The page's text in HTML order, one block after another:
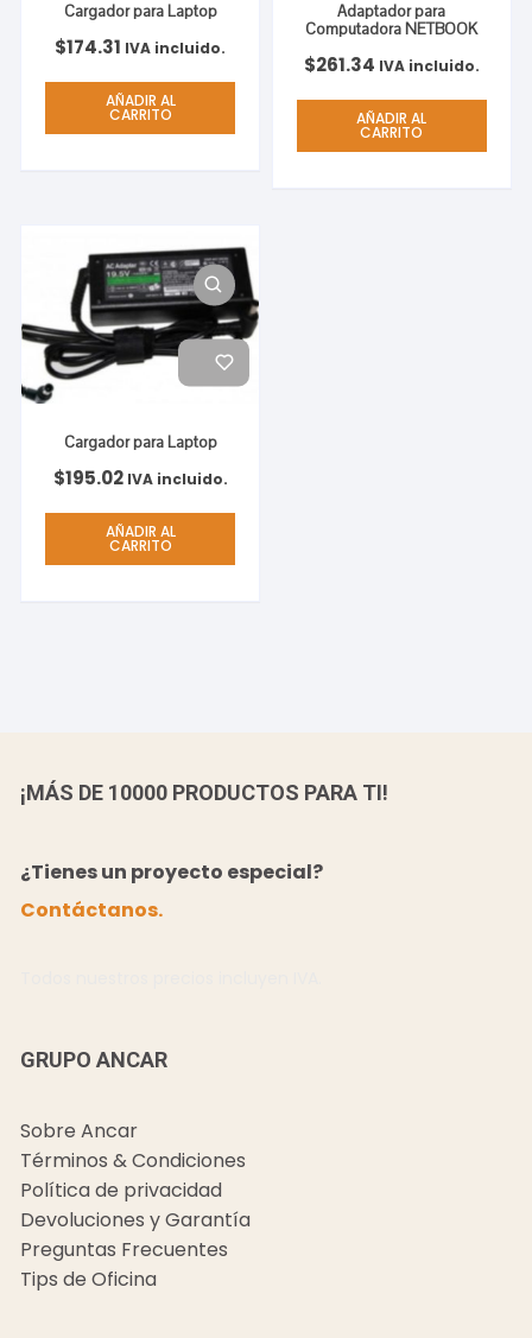
Cargador para Laptop
$174.31 IVA incluido.
AÑADIR AL
CARRITO
Adaptador para
Computadora NETBOOK
$261.34 IVA incluido.
AÑADIR AL
CARRITO
Cargador para Laptop
$195.02 IVA incluido.
AÑADIR AL
CARRITO
¡MÁS DE 10000 PRODUCTOS PARA TI!
¿Tienes un proyecto especial?
Contáctanos.
GRUPO ANCAR
Sobre Ancar
Términos & Condiciones
Política de privacidad
Devoluciones y Garantía
Preguntas Frecuentes
Tips de Oficina